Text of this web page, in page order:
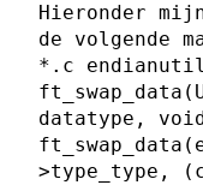
Hieronder
de volgende
*.c
datatype,
>type_type,